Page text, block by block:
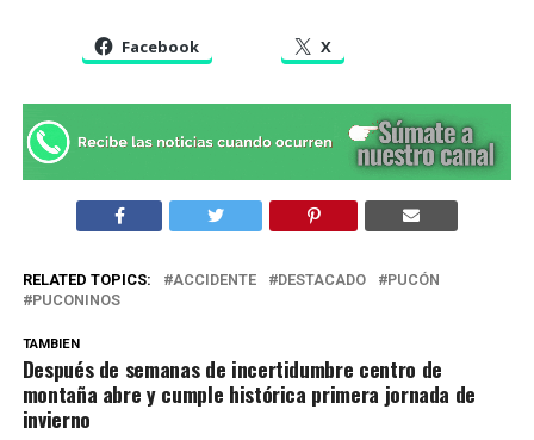
Facebook X
RELATED TOPICS: ACCIDENTE DESTACADO
PUCÓN
PUCONINOS
TAMBIEN
Después de semanas de incertidumbre centro de
montaña abre y cumple histórica primera jornada de
invierno